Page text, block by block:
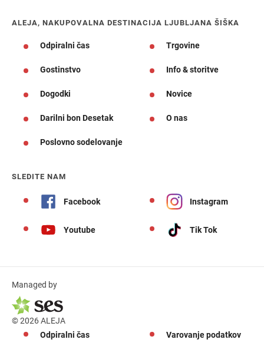
ALEJA, NAKUPOVALNA DESTINACIJA LJUBLJANA ŠIŠKA
Odpiralni čas Trgovine
Gostinstvo Info & storitve
Dogodki Novice
Darilni bon Desetak O nas
Poslovno sodelovanje
SLEDITE NAM
Facebook Instagram
Youtube Tik Tok
Managed by
© 2026 ALEJA
Odpiralni čas
Varovanje podatkov